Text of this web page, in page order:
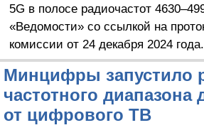
5G в полосе радиочастот
«Ведомости» со ссылкой на
комиссии от 24 декабря 2024 года.
Минцифры запустило
частотного диапазона
от цифрового ТВ